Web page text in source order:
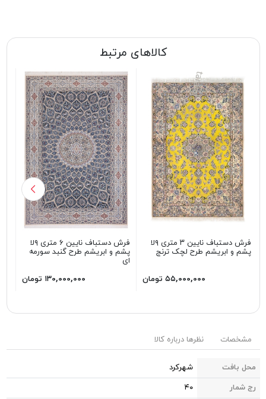
کالاهای مرتبط
فرش دستباف نایین ۳ متری ۹لا
پشم و ابریشم طرح لچک ترنج
۵۵,۰۰۰,۰۰۰ تومان
فرش دستباف نایین ۶ متری ۹لا
پشم و ابریشم طرح گنبد سورمه
ای
۱۳۰,۰۰۰,۰۰۰ تومان
مشخصات نظرها درباره کالا
محل بافت
شهرکرد
رج شمار
۴۰